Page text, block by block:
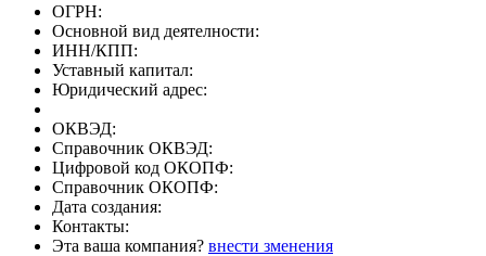
ОГРН:
Основной вид деятелности:
ИНН/КПП:
Уставный капитал:
Юридический адрес:
ОКВЭД:
Справочник ОКВЭД:
Цифровой код ОКОПФ:
Справочник ОКОПФ:
Дата создания:
Контакты:
Эта ваша компания? внести зменения